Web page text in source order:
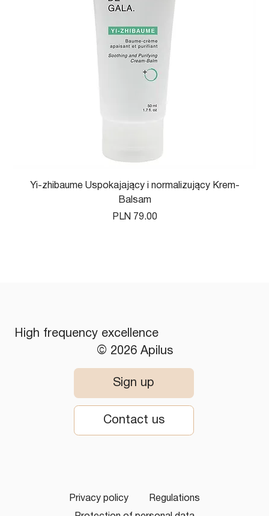
Yi-zhibaume Uspokajający i normalizujący Krem-
Balsam
Price
PLN 79.00
High frequency excellence
© 2026 Apilus
Privacy policy Regulations
Sign up
Contact us